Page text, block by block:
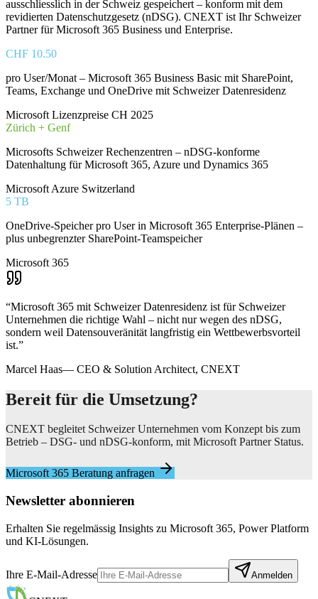
ausschliesslich in der Schweiz gespeichert – konform mit dem
revidierten Datenschutzgesetz (nDSG). CNEXT ist Ihr Schweizer
Partner für Microsoft 365 Business und Enterprise.
CHF 10.50
pro User/Monat – Microsoft 365 Business Basic mit SharePoint,
Teams, Exchange und OneDrive mit Schweizer Datenresidenz
Microsoft Lizenzpreise CH 2025
Zürich + Genf
Microsofts Schweizer Rechenzentren – nDSG-konforme
Datenhaltung für Microsoft 365, Azure und Dynamics 365
Microsoft Azure Switzerland
5 TB
OneDrive-Speicher pro User in Microsoft 365 Enterprise-Plänen –
plus unbegrenzter SharePoint-Teamspeicher
Microsoft 365
“Microsoft 365 mit Schweizer Datenresidenz ist für Schweizer
Unternehmen die richtige Wahl – nicht nur wegen des nDSG,
sondern weil Datensouveränität langfristig ein Wettbewerbsvorteil
ist.”
Marcel Haas— CEO & Solution Architect, CNEXT
Bereit für die Umsetzung?
CNEXT begleitet Schweizer Unternehmen vom Konzept bis zum
Betrieb – DSG- und nDSG-konform, mit Microsoft Partner Status.
Microsoft 365 Beratung anfragen
Newsletter abonnieren
Erhalten Sie regelmässig Insights zu Microsoft 365, Power Platform
und KI-Lösungen.
Ihre E-Mail-Adresse Anmelden